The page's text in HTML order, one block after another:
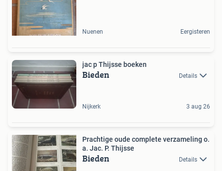
Nuenen Eergisteren
jac p Thijsse boeken
Bieden Details
Nijkerk 3 aug 26
Prachtige oude complete verzameling o.
a. Jac. P. Thijsse
Bieden Details